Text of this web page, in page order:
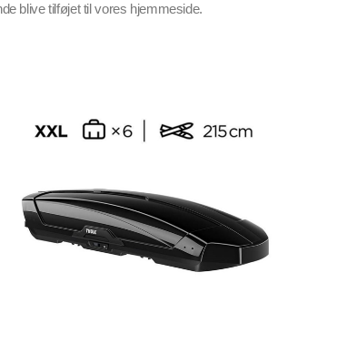
blive tilføjet til vores hjemmeside.